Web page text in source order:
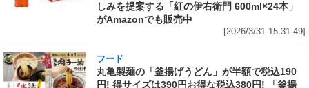
しみを提案する「紅の伊右衛門 600ml×24本」
がAmazonでも販売中
[2026/3/31 15:31:49]
フード
丸亀製麺の「釜揚げうどん」が半額で税込190
円! 得サイズは390円お得な税込380円! 「釜揚